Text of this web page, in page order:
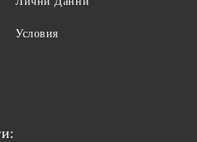
Условия